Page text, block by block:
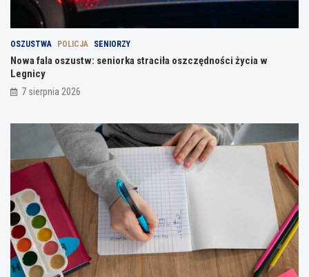
OSZUSTWA POLICJA SENIORZY
Nowa fala oszustw: seniorka straciła oszczędności życia w
Legnicy
7 sierpnia 2026